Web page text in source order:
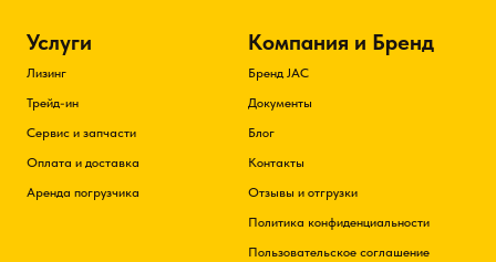
Услуги
Лизинг
Трейд-ин
Сервис и запчасти
Оплата и доставка
Аренда погрузчика
Компания и Бренд
Бренд JAC
Документы
Блог
Контакты
Отзывы и отгрузки
Политика конфиденциальности
Пользовательское соглашение